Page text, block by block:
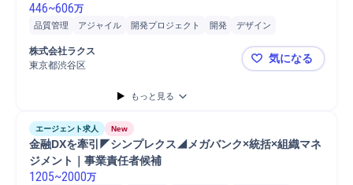
446~606万
品質管理 アジャイル 開発プロジェクト 開発
デザイン
プロジェクト
リーダー
マネジメント
アーキテクト
株式会社ラクス
東京都渋谷区
【オープン
気になる
もっと見る
エージェント求人 New
金融DXを牽引◤シンプレクス◢メガバンク×統括×組織マネ
ジメント｜事業責任者候補
1205~2000万